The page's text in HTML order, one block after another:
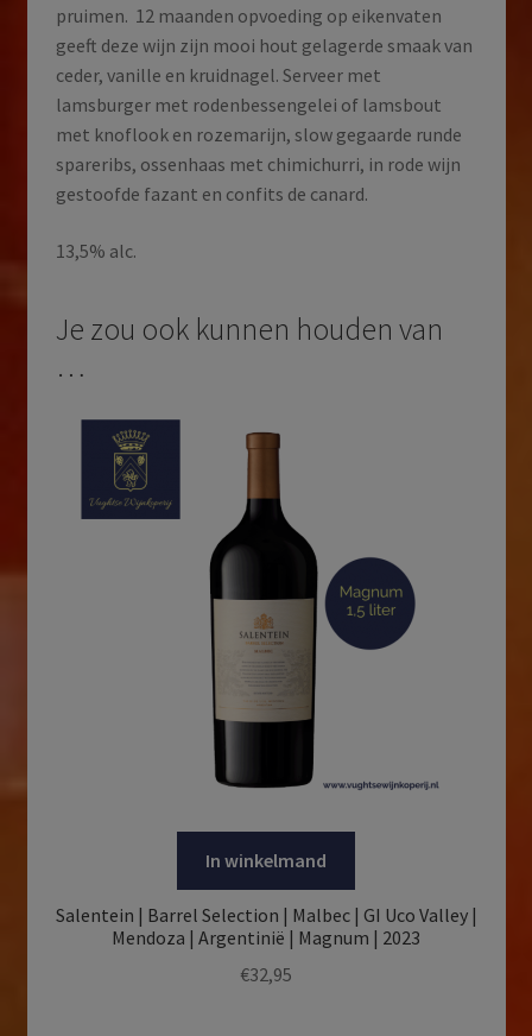
pruimen. 12 maanden opvoeding op eikenvaten
geeft deze wijn zijn mooi hout gelagerde smaak van
ceder, vanille en kruidnagel. Serveer met
lamsburger met rodenbessengelei of lamsbout
met knoflook en rozemarijn, slow gegaarde runde
spareribs, ossenhaas met chimichurri, in rode wijn
gestoofde fazant en confits de canard.
13,5% alc.
Je zou ook kunnen houden van
…
In winkelmand
Salentein | Barrel Selection | Malbec | GI Uco Valley |
Mendoza | Argentinië | Magnum | 2023
€32,95